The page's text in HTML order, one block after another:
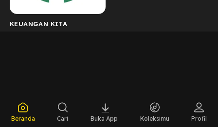
KEUANGAN KITA
Beranda Cari Buka App Koleksimu Profil